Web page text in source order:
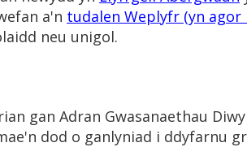
a'n tudalen Weplyfr (yn agor
neu unigol.
gan Adran Gwasanaethau
dod o ganlyniad i ddyfarnu